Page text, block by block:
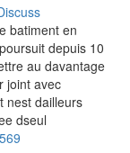
batiment en
depuis 10
au davantage
joint avec
nest dailleurs
dseul